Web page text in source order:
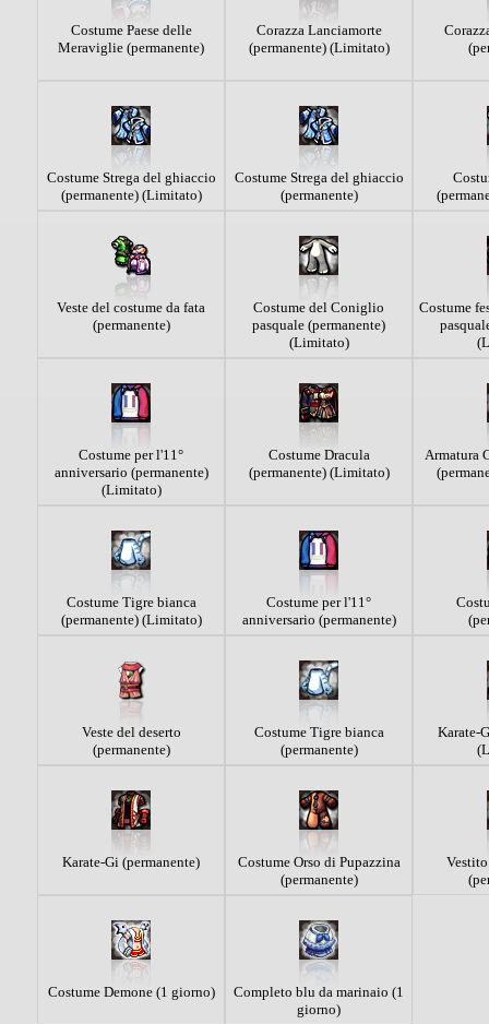
Costume Paese delle
Meraviglie (permanente)
Corazza Lanciamorte
(permanente) (Limitato)
Costume Strega del ghiaccio
(permanente) (Limitato)
Costume Strega del ghiaccio
(permanente)
Veste del costume da fata
(permanente)
Costume del Coniglio
pasquale (permanente)
(Limitato)
Costume
Costume per l'11°
anniversario (permanente)
(Limitato)
Costume Dracula
(permanente) (Limitato)
Armatura
Costume Tigre bianca
(permanente) (Limitato)
Costume per l'11°
anniversario (permanente)
Veste del deserto
(permanente)
Costume Tigre bianca
(permanente)
Karate-
Karate-Gi (permanente)
Costume Orso di Pupazzina
(permanente)
Costume Demone (1 giorno)
Completo blu da marinaio (1
giorno)